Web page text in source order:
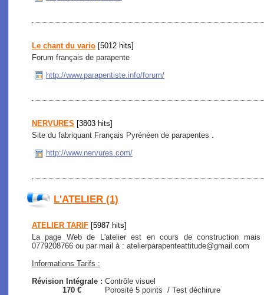
Le chant du vario [5012 hits]
Forum français de parapente
http://www.parapentiste.info/forum/
NERVURES [3803 hits]
Site du fabriquant Français Pyrénéen de parapentes .
http://www.nervures.com/
L'ATELIER (1)
ATELIER TARIF [5987 hits]
La page Web de L'atelier est en cours de construction
0779208766 ou par mail à : atelierparapenteattitude@gmail.com
Informations Tarifs :
Révision Intégrale : Contrôle visuel
170 € Porosité 5 points / Test déchirure